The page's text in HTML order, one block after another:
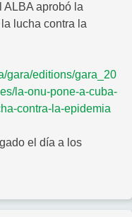
ALBA aprobó la
lucha contra la
gara/editions/gara_20
la-onu-pone-a-cuba-
contra-la-epidemia
el día a los